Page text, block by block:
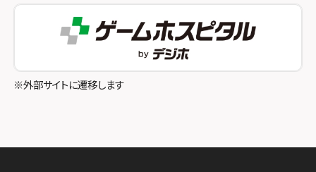
スマホスピタル町田
スマホスピタル吉祥寺
スマホスピタル立川
※外部サイトに遷移します